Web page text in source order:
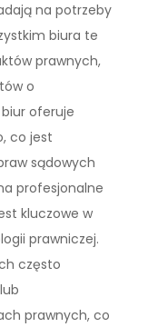
na potrzeby
biura te
prawnych,
o
oferuje
co jest
sądowych
profesjonalne
kluczowe w
prawniczej.
często
prawnych, co